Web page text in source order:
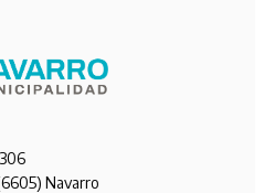
Navarro